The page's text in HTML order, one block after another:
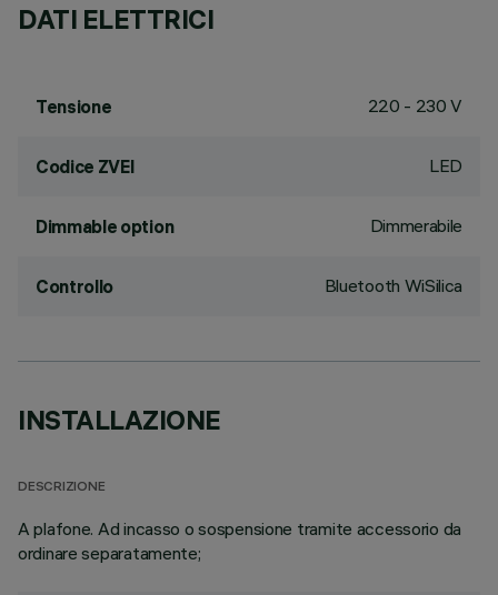
DATI ELETTRICI
Tensione 220 - 230 V
Codice ZVEI LED
Dimmable option Dimmerabile
Controllo Bluetooth WiSilica
INSTALLAZIONE
DESCRIZIONE
A plafone. Ad incasso o sospensione tramite accessorio da
ordinare separatamente;